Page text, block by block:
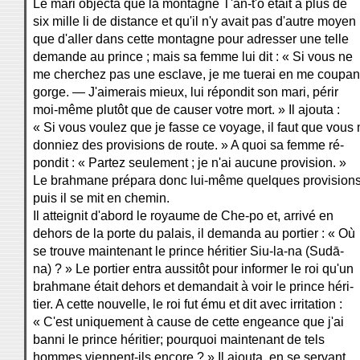
Le mari objecta que la montagne T'an-t'o était à plus de
six mille li de distance et qu'il n'y avait pas d'autre moyen
que d'aller dans cette montagne pour adresser une telle
demande au prince ; mais sa femme lui dit : « Si vous ne
me cherchez pas une esclave, je me tuerai en me
gorge. — J'aimerais mieux, lui répondit son mari, périr
moi-même plutôt que de causer votre mort. » Il ajouta :
« Si vous voulez que je fasse ce voyage, il faut que vous
donniez des provisions de route. » A quoi sa femme ré-
pondit : « Partez seulement ; je n'ai aucune provision. »
Le brahmane prépara donc lui-même quelques
puis il se mit en chemin.
Il atteignit d'abord le royaume de Che-po et, arrivé en
dehors de la porte du palais, il demanda au portier : « Où
se trouve maintenant le prince héritier Siu-la-na (Sudā-
na) ? » Le portier entra aussitôt pour informer le roi qu'un
brahmane était dehors et demandait à voir le prince héri-
tier. A cette nouvelle, le roi fut ému et dit avec irritation :
« C'est uniquement à cause de cette engeance que j'ai
banni le prince héritier; pourquoi maintenant de tels
hommes viennent-ils encore ? » Il ajouta, en se servant